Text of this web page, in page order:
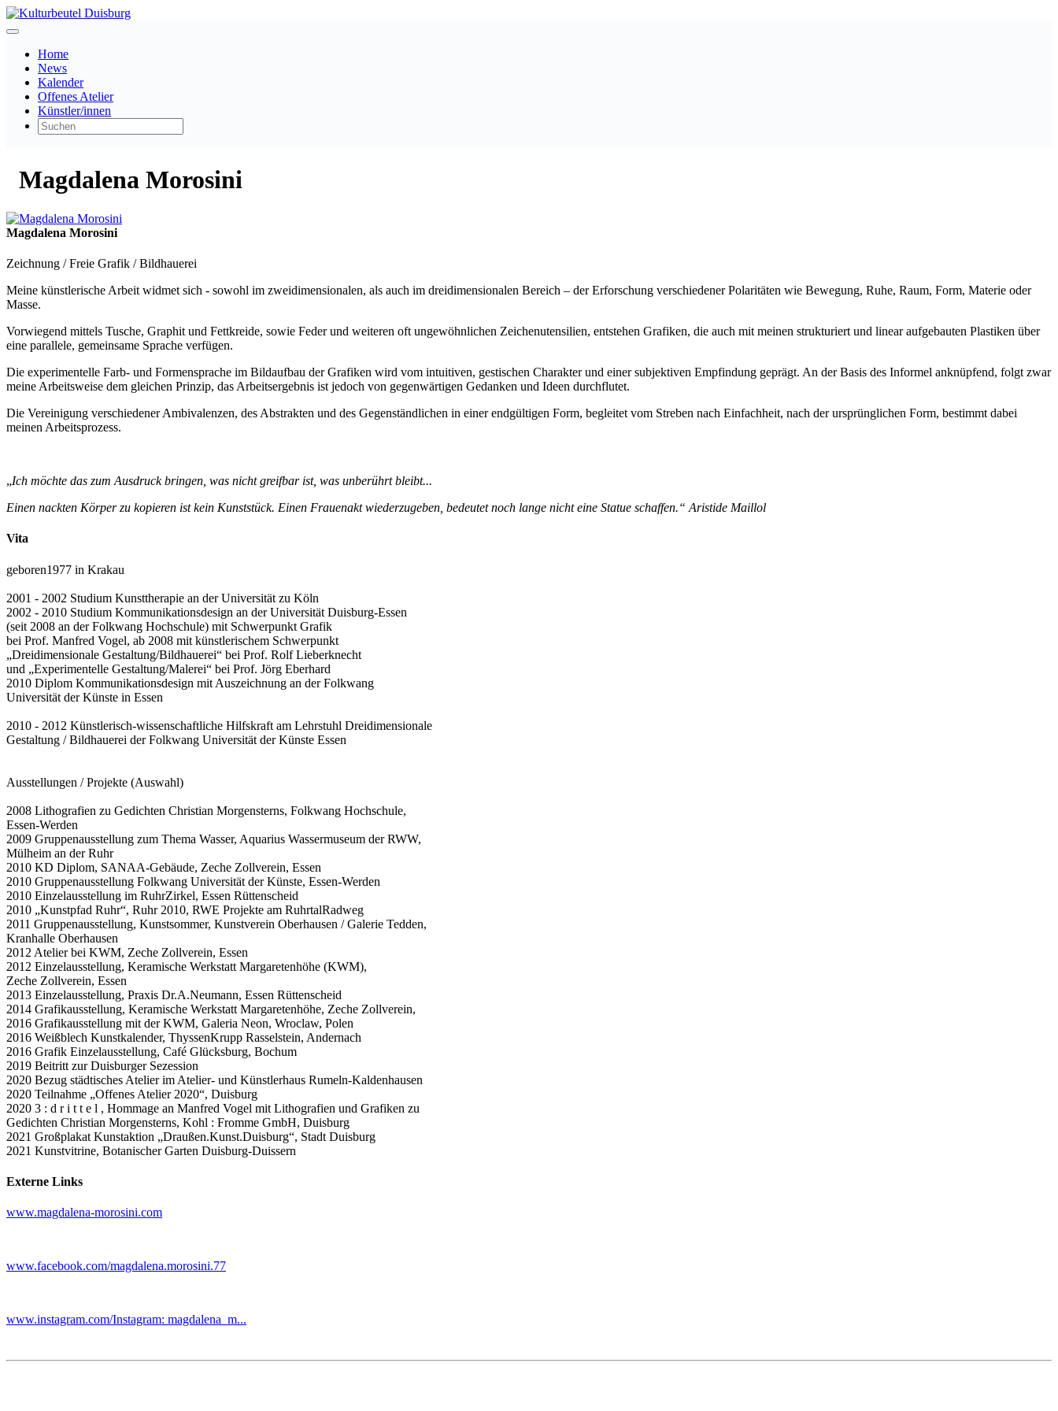
Home
News
Kalender
Offenes Atelier
Künstler/innen
Magdalena Morosini
Magdalena Morosini
Zeichnung / Freie Grafik / Bildhauerei
Meine künstlerische Arbeit widmet sich - sowohl im zweidimensionalen, als auch im dreidimensionalen Bereich – der Erforschung verschiedener Polaritäten wie Bewegung, Ruhe, Raum, Form, Materie oder
Masse.
Vorwiegend mittels Tusche, Graphit und Fettkreide, sowie Feder und weiteren oft ungewöhnlichen Zeichenutensilien, entstehen Grafiken, die auch mit meinen strukturiert und linear aufgebauten Plastiken über
eine parallele, gemeinsame Sprache verfügen.
Die experimentelle Farb- und Formensprache im Bildaufbau der Grafiken wird vom intuitiven, gestischen Charakter und einer subjektiven Empfindung geprägt. An der Basis des Informel anknüpfend, folgt zwar
meine Arbeitsweise dem gleichen Prinzip, das Arbeitsergebnis ist jedoch von gegenwärtigen Gedanken und Ideen durchflutet.
Die Vereinigung verschiedener Ambivalenzen, des Abstrakten und des Gegenständlichen in einer endgültigen Form, begleitet vom Streben nach Einfachheit, nach der ursprünglichen Form, bestimmt dabei
meinen Arbeitsprozess.
„Ich möchte das zum Ausdruck bringen, was nicht greifbar ist, was unberührt bleibt...
Einen nackten Körper zu kopieren ist kein Kunststück. Einen Frauenakt wiederzugeben, bedeutet noch lange nicht eine Statue schaffen.“ Aristide Maillol
Vita
geboren1977 in Krakau
2001 - 2002 Studium Kunsttherapie an der Universität zu Köln
2002 - 2010 Studium Kommunikationsdesign an der Universität Duisburg-Essen
(seit 2008 an der Folkwang Hochschule) mit Schwerpunkt Grafik
bei Prof. Manfred Vogel, ab 2008 mit künstlerischem Schwerpunkt
„Dreidimensionale Gestaltung/Bildhauerei“ bei Prof. Rolf Lieberknecht
und „Experimentelle Gestaltung/Malerei“ bei Prof. Jörg Eberhard
2010 Diplom Kommunikationsdesign mit Auszeichnung an der Folkwang
Universität der Künste in Essen
2010 - 2012 Künstlerisch-wissenschaftliche Hilfskraft am Lehrstuhl Dreidimensionale
Gestaltung / Bildhauerei der Folkwang Universität der Künste Essen
Ausstellungen / Projekte (Auswahl)
2008 Lithografien zu Gedichten Christian Morgensterns, Folkwang Hochschule,
Essen-Werden
2009 Gruppenausstellung zum Thema Wasser, Aquarius Wassermuseum der RWW,
Mülheim an der Ruhr
2010 KD Diplom, SANAA-Gebäude, Zeche Zollverein, Essen
2010 Gruppenausstellung Folkwang Universität der Künste, Essen-Werden
2010 Einzelausstellung im RuhrZirkel, Essen Rüttenscheid
2010 „Kunstpfad Ruhr“, Ruhr 2010, RWE Projekte am RuhrtalRadweg
2011 Gruppenausstellung, Kunstsommer, Kunstverein Oberhausen / Galerie Tedden,
Kranhalle Oberhausen
2012 Atelier bei KWM, Zeche Zollverein, Essen
2012 Einzelausstellung, Keramische Werkstatt Margaretenhöhe (KWM),
Zeche Zollverein, Essen
2013 Einzelausstellung, Praxis Dr.A.Neumann, Essen Rüttenscheid
2014 Grafikausstellung, Keramische Werkstatt Margaretenhöhe, Zeche Zollverein,
2016 Grafikausstellung mit der KWM, Galeria Neon, Wroclaw, Polen
2016 Weißblech Kunstkalender, ThyssenKrupp Rasselstein, Andernach
2016 Grafik Einzelausstellung, Café Glücksburg, Bochum
2019 Beitritt zur Duisburger Sezession
2020 Bezug städtisches Atelier im Atelier- und Künstlerhaus Rumeln-Kaldenhausen
2020 Teilnahme „Offenes Atelier 2020“, Duisburg
2020 3 : d r i t t e l , Hommage an Manfred Vogel mit Lithografien und Grafiken zu
Gedichten Christian Morgensterns, Kohl : Fromme GmbH, Duisburg
2021 Großplakat Kunstaktion „Draußen.Kunst.Duisburg“, Stadt Duisburg
2021 Kunstvitrine, Botanischer Garten Duisburg-Duissern
Externe Links
www.magdalena-morosini.com
www.facebook.com/magdalena.morosini.77
www.instagram.com/Instagram: magdalena_m...